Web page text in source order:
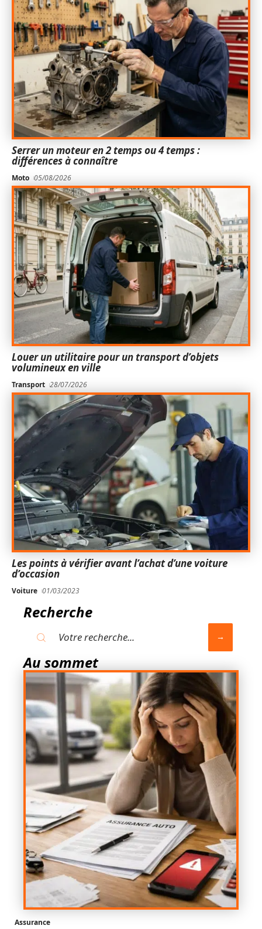
Serrer un moteur en 2 temps ou 4 temps :
différences à connaître
Moto 05/08/2026
Louer un utilitaire pour un transport d’objets
volumineux en ville
Transport 28/07/2026
Les points à vérifier avant l’achat d’une voiture
d’occasion
Voiture 01/03/2023
Recherche
Au sommet
Assurance